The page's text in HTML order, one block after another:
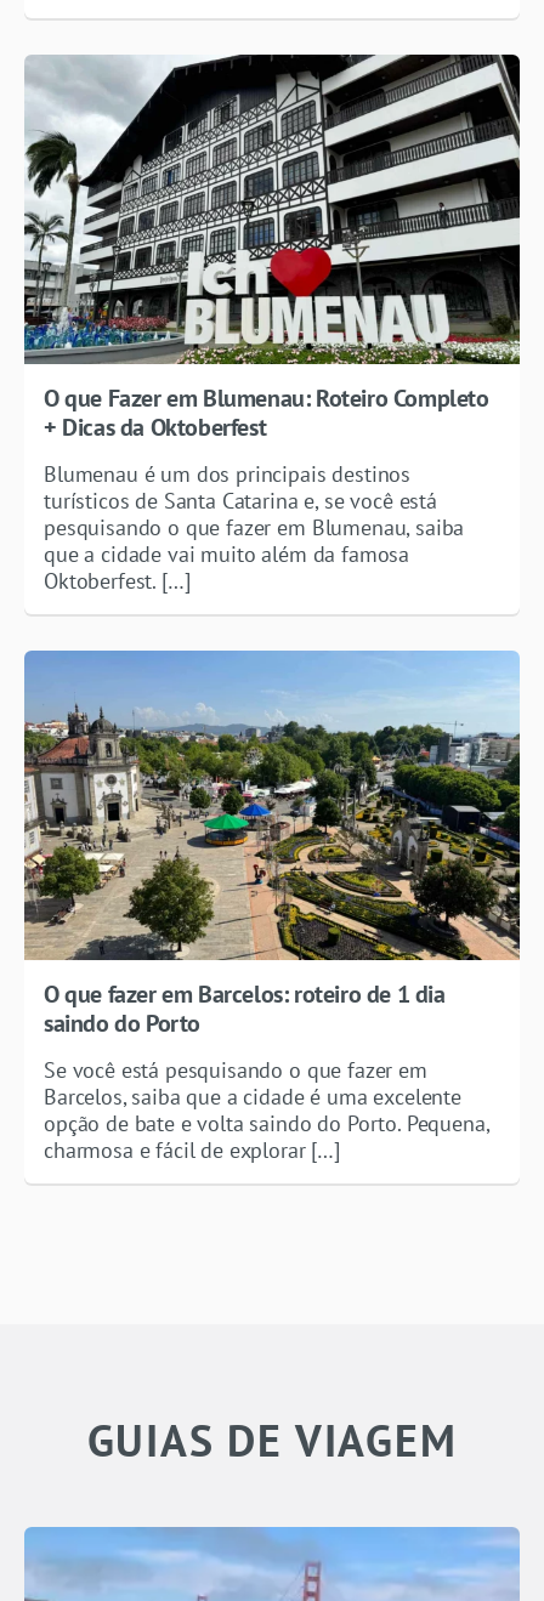
O que Fazer em Blumenau: Roteiro Completo
+ Dicas da Oktoberfest
Blumenau é um dos principais destinos
turísticos de Santa Catarina e, se você está
pesquisando o que fazer em Blumenau, saiba
que a cidade vai muito além da famosa
Oktoberfest. […]
O que fazer em Barcelos: roteiro de 1 dia
saindo do Porto
Se você está pesquisando o que fazer em
Barcelos, saiba que a cidade é uma excelente
opção de bate e volta saindo do Porto. Pequena,
charmosa e fácil de explorar […]
GUIAS DE VIAGEM